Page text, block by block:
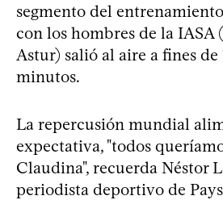
segmento del
con los hombres de la IASA
Astur) salió al aire a fines de
minutos.
La repercusión mundial
expectativa, "todos
Claudina", recuerda Néstor
periodista deportivo de